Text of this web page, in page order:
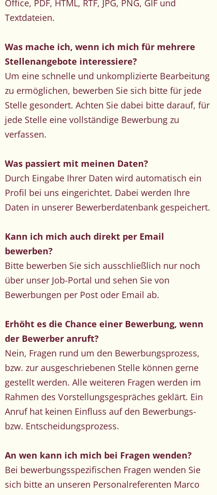
Office, PDF, HTML, RTF, JPG, PNG, GIF und
Textdateien.
Was mache ich, wenn ich mich für mehrere
Stellenangebote interessiere?
Um eine schnelle und unkomplizierte Bearbeitung
zu ermöglichen, bewerben Sie sich bitte für jede
Stelle gesondert. Achten Sie dabei bitte darauf, für
jede Stelle eine vollständige Bewerbung zu
verfassen.
Was passiert mit meinen Daten?
Durch Eingabe Ihrer Daten wird automatisch ein
Profil bei uns eingerichtet. Dabei werden Ihre
Daten in unserer Bewerberdatenbank gespeichert.
Kann ich mich auch direkt per Email
bewerben?
Bitte bewerben Sie sich ausschließlich nur noch
über unser Job-Portal und sehen Sie von
Bewerbungen per Post oder Email ab.
Erhöht es die Chance einer Bewerbung, wenn
der Bewerber anruft?
Nein, Fragen rund um den Bewerbungsprozess,
bzw. zur ausgeschriebenen Stelle können gerne
gestellt werden. Alle weiteren Fragen werden im
Rahmen des Vorstellungsgespräches geklärt. Ein
Anruf hat keinen Einfluss auf den Bewerbungs-
bzw. Entscheidungsprozess.
An wen kann ich mich bei Fragen wenden?
Bei bewerbungsspezifischen Fragen wenden Sie
sich bitte an unseren Personalreferenten Marco